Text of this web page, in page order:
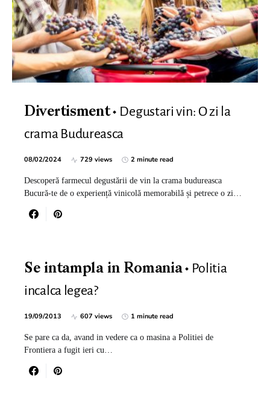
Divertisment
Degustari vin: O zi la
crama Budureasca
08/02/2024 729 views 2 minute read
Descoperă farmecul degustării de vin la crama budureasca
Bucură-te de o experiență vinicolă memorabilă și petrece o zi…
Se intampla in Romania
Politia
incalca legea?
19/09/2013 607 views 1 minute read
Se pare ca da, avand in vedere ca o masina a Politiei de
Frontiera a fugit ieri cu…